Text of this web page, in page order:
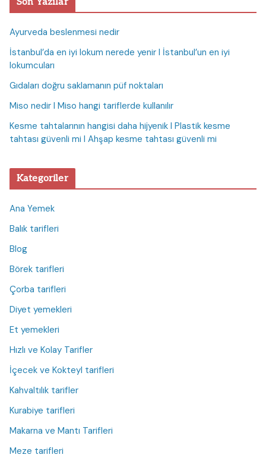
Ayurveda beslenmesi nedir
İstanbul’da en iyi lokum nerede yenir I İstanbul’un en iyi
lokumcuları
Gıdaları doğru saklamanın püf noktaları
Miso nedir I Miso hangi tariflerde kullanılır
Kesme tahtalarının hangisi daha hijyenik I Plastik kesme
tahtası güvenli mi I Ahşap kesme tahtası güvenli mi
Kategoriler
Ana Yemek
Balık tarifleri
Blog
Börek tarifleri
Çorba tarifleri
Diyet yemekleri
Et yemekleri
Hızlı ve Kolay Tarifler
İçecek ve Kokteyl tarifleri
Kahvaltılık tarifler
Kurabiye tarifleri
Makarna ve Mantı Tarifleri
Meze tarifleri